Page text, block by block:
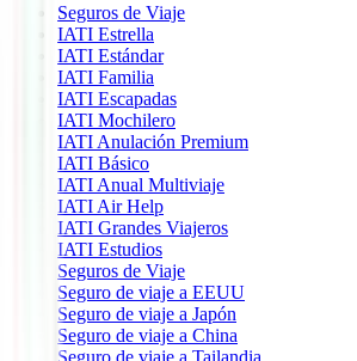
Seguros de Viaje
IATI Estrella
IATI Estándar
IATI Familia
IATI Escapadas
IATI Mochilero
IATI Anulación Premium
IATI Básico
IATI Anual Multiviaje
IATI Air Help
IATI Grandes Viajeros
IATI Estudios
Seguros de Viaje
Seguro de viaje a EEUU
Seguro de viaje a Japón
Seguro de viaje a China
Seguro de viaje a Tailandia